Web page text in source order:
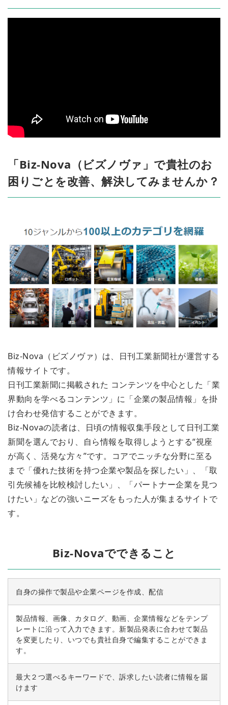
「Biz-Nova（ビズノヴァ」で貴社のお
困りごとを改善、解決してみませんか？
Biz-Nova（ビズノヴァ）は、日刊工業新聞社が運営する
情報サイトです。
日刊工業新聞に掲載された コンテンツを中心とした「業
界動向を学べるコンテンツ」に「企業の製品情報」を掛
け合わせ発信することができます。
Biz-Novaの読者は、日頃の情報収集手段として日刊工業
新聞を選んでおり、自ら情報を取得しようとする“視座
が高く、活発な方々”です。コアでニッチな分野に至る
まで「優れた技術を持つ企業や製品を探したい」、「取
引先候補を比較検討したい」、「パートナー企業を見つ
けたい」などの強いニーズをもった人が集まるサイトで
す。
Biz-Novaでできること
自身の操作で製品や企業ページを作成、配信
製品情報、画像、カタログ、動画、企業情報などをテンプ
レートに沿って入力できます。新製品発表に合わせて製品
を変更したり、いつでも貴社自身で編集することができま
す。
最大２つ選べるキーワードで、訴求したい読者に情報を届
けます